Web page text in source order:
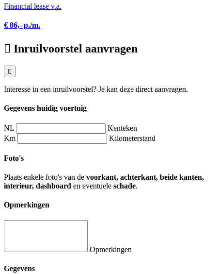
Financial lease v.a.
€ 86,- p./m.
Inruilvoorstel aanvragen
Interesse in een inruilvoorstel? Je kan deze direct aanvragen.
Gegevens huidig voertuig
NL
Kenteken
Km
Kilometerstand
Foto's
Plaats enkele foto's van de voorkant, achterkant, beide kanten,
interieur, dashboard en eventuele schade.
Opmerkingen
Opmerkingen
Gegevens